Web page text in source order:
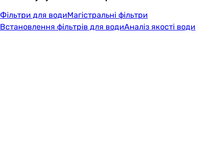
Фільтри для водиМагістральні фільтри
Встановлення фільтрів для водиАналіз якості води